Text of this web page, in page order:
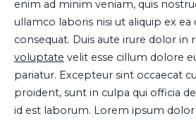
enim ad minim veniam, quis
ullamco laboris nisi ut aliquip ex
consequat. Duis aute irure dolor in
voluptate velit esse cillum dolore
pariatur. Excepteur sint occaecat
proident, sunt in culpa qui officia
id est laborum. Lorem ipsum dolor